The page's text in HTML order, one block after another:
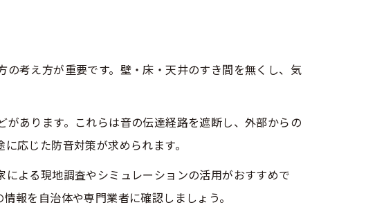
び方
環境作り
考え方が重要です。壁・床・天井のすき間を無くし、気
あります。これらは音の伝達経路を遮断し、外部からの
応じた防音対策が求められます。
よる現地調査やシミュレーションの活用がおすすめで
報を自治体や専門業者に確認しましょう。